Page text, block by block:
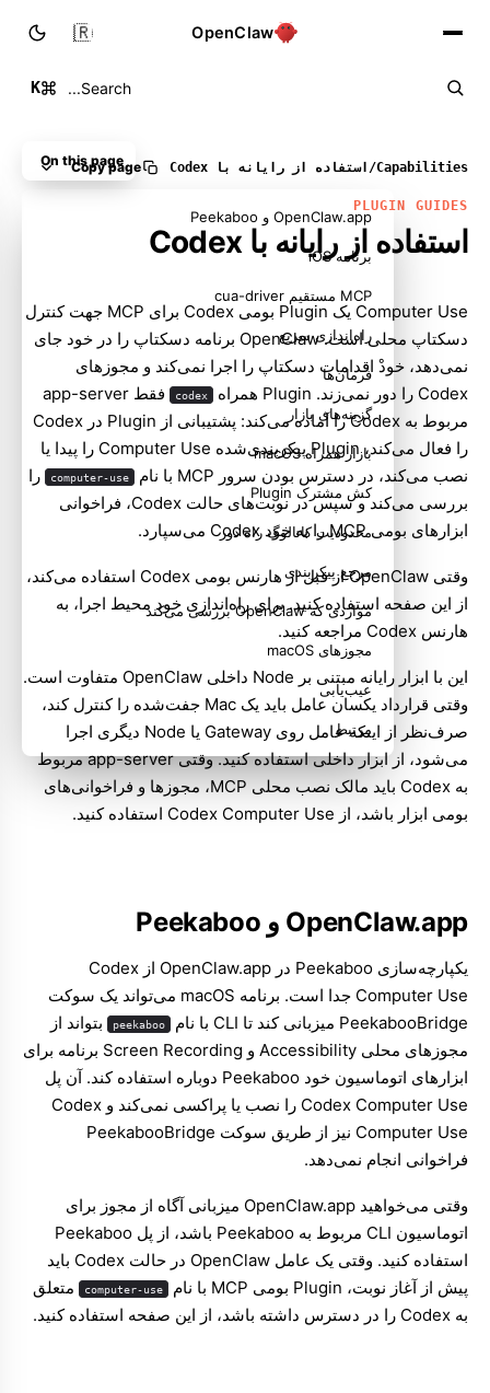
OpenClaw
Search...
K
🇮🇷
Capabilities
/ استفاده از رایانه با Codex Copy page
PLUGIN GUIDES
استفاده از رایانه با Codex
Computer Use یک Plugin بومی Codex برای MCP جهت کنترل
دسکتاپ محلی است. OpenClaw برنامه دسکتاپ را در خود جای
نمی‌دهد، خودْ اقدامات دسکتاپ را اجرا نمی‌کند و مجوزهای
Codex را دور نمی‌زند. Plugin همراه
codex
فقط app-server
مربوط به Codex را آماده می‌کند: پشتیبانی از Plugin در Codex
را فعال می‌کند، Plugin پیکربندی‌شده Computer Use را پیدا یا
نصب می‌کند، در دسترس بودن سرور MCP با نام
computer-use را
بررسی می‌کند و سپس در نوبت‌های حالت Codex، فراخوانی
ابزارهای بومی MCP را به خود Codex می‌سپارد.
وقتی OpenClaw از قبل از هارنس بومی Codex استفاده می‌کند،
از این صفحه استفاده کنید. برای راه‌اندازی خود محیط اجرا، به
هارنس Codex
مراجعه کنید.
این با ابزار رایانه مبتنی بر Node
داخلی OpenClaw متفاوت است.
وقتی قرارداد یکسان عامل باید یک Mac جفت‌شده را کنترل کند،
صرف‌نظر از اینکه عامل روی Gateway یا Node دیگری اجرا
می‌شود، از ابزار داخلی استفاده کنید. وقتی app-server مربوط
به Codex باید مالک نصب محلی MCP، مجوزها و فراخوانی‌های
بومی ابزار باشد، از Codex Computer Use استفاده کنید.
OpenClaw.app و Peekaboo
یکپارچه‌سازی Peekaboo در OpenClaw.app از Codex
Computer Use جدا است. برنامه macOS می‌تواند یک سوکت
PeekabooBridge میزبانی کند تا CLI با نام
peekaboo بتواند از
مجوزهای محلی Accessibility و Screen Recording برنامه برای
ابزارهای اتوماسیون خود Peekaboo دوباره استفاده کند. آن پل
Codex Computer Use را نصب یا پراکسی نمی‌کند و Codex
Computer Use نیز از طریق سوکت PeekabooBridge
فراخوانی انجام نمی‌دهد.
وقتی می‌خواهید OpenClaw.app میزبانی آگاه از مجوز برای
اتوماسیون CLI مربوط به Peekaboo باشد، از
پل Peekaboo
استفاده کنید. وقتی یک عامل OpenClaw در حالت Codex باید
پیش از آغاز نوبت، Plugin بومی MCP با نام
computer-use متعلق
به Codex را در دسترس داشته باشد، از این صفحه استفاده کنید.
On this page
OpenClaw.app و Peekaboo
برنامه iOS
MCP مستقیم cua-driver
راه‌اندازی سریع
فرمان‌ها
گزینه‌های بازار
بازار همراه macOS
کش مشترک Plugin
محدودیت کاتالوگ راه دور
مرجع پیکربندی
مواردی که OpenClaw بررسی می‌کند
مجوزهای macOS
عیب‌یابی
مرتبط